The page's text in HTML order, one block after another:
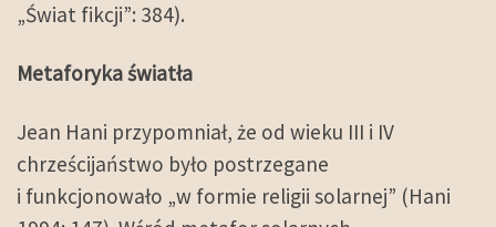
„Świat fikcji”: 384).
Metaforyka światła
Jean Hani przypomniał, że od wieku III i IV
chrześcijaństwo było postrzegane
i funkcjonowało „w formie religii solarnej” (Hani